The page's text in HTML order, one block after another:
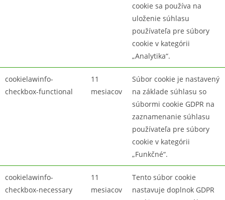
cookie sa používa na
uloženie súhlasu
používateľa pre súbory
cookie v kategórii
„Analytika“.
cookielawinfo-
checkbox-functional
11
mesiacov
Súbor cookie je nastavený
na základe súhlasu so
súbormi cookie GDPR na
zaznamenanie súhlasu
používateľa pre súbory
cookie v kategórii
„Funkčné“.
cookielawinfo-
checkbox-necessary
11
mesiacov
Tento súbor cookie
nastavuje doplnok GDPR